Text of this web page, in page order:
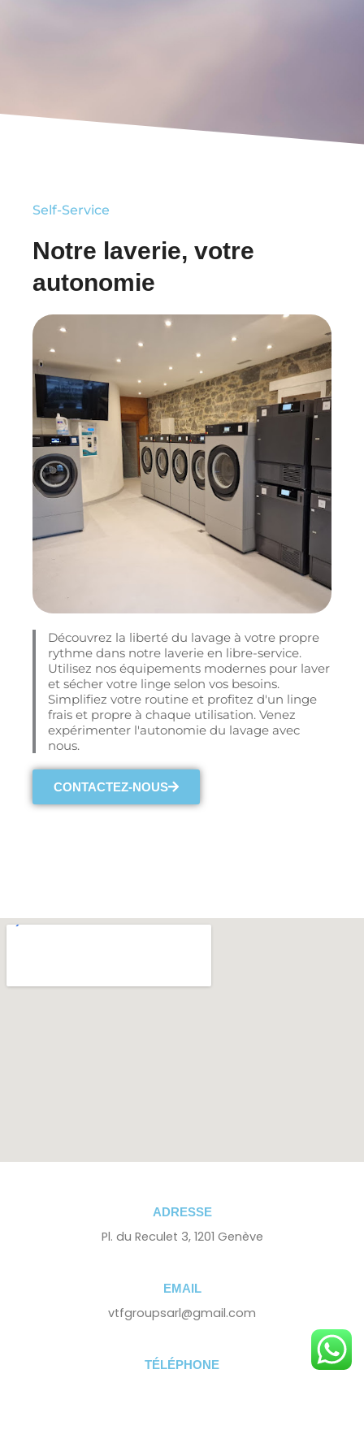
Self-Service
Notre laverie, votre
autonomie
Découvrez la liberté du lavage à votre propre
rythme dans notre laverie en libre-service.
Utilisez nos équipements modernes pour laver
et sécher votre linge selon vos besoins.
Simplifiez votre routine et profitez d'un linge
frais et propre à chaque utilisation. Venez
expérimenter l'autonomie du lavage avec
nous.
CONTACTEZ-NOUS
ADRESSE
Pl. du Reculet 3, 1201 Genève
EMAIL
vtfgroupsarl@gmail.com
TÉLÉPHONE